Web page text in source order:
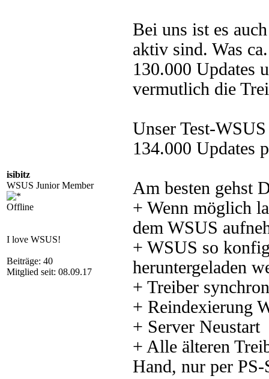
isibitz
WSUS Junior Member
Offline
I love WSUS!
Beiträge: 40
Mitglied seit: 08.09.17
Bei uns ist es
aktiv sind. Was
130.000 Updates
vermutlich die
Unser Test-
134.000 Updates
Am besten gehst
+ Wenn möglich
dem WSUS
+ WSUS so
heruntergeladen
+ Treiber
+ Reindexierung
+ Server Neustart
+ Alle älteren
Hand, nur per